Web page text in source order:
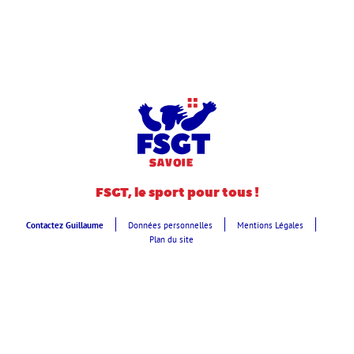
FSGT, le sport pour tous !
Contactez Guillaume Données personnelles
Mentions Légales
Plan du site